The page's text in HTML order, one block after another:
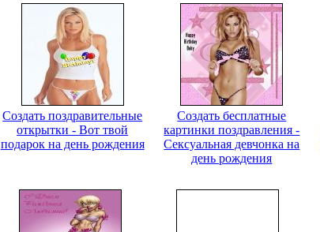
Создать поздравительные
открытки - Вот твой
подарок на день рождения
Создать бесплатные
картинки поздравления -
Сексуальная девчонка на
день рождения